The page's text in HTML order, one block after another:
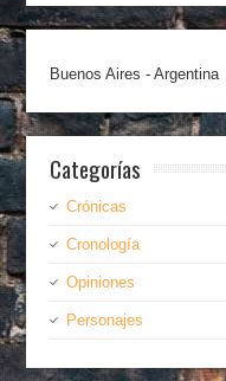
Buenos Aires - Argentina
Categorías
Crónicas
Cronología
Opiniones
Personajes